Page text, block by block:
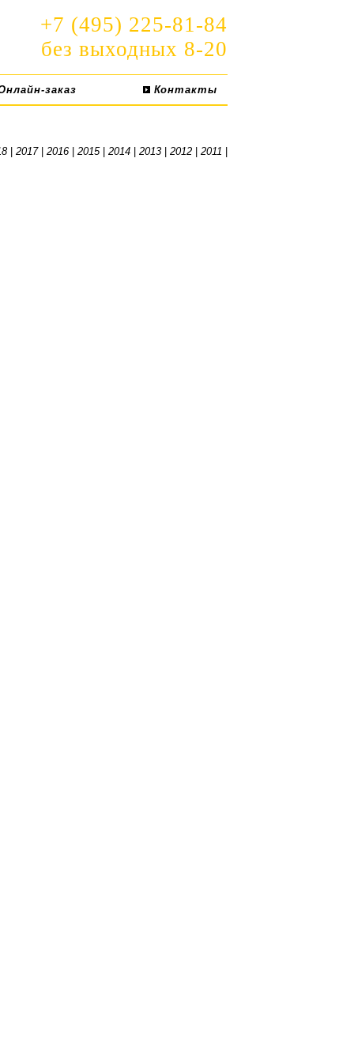
+7 (495) 225-81-84
без выходных 8-20
заказ Контакты
| 2017| 2016 2015| 2014 2013 2012 2011